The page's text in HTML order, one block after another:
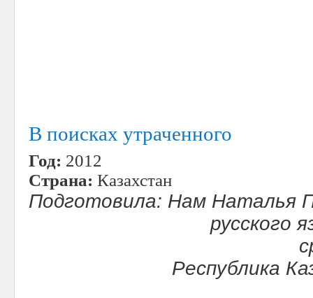
В поисках утраченного
Год: 2012
Страна: Казахстан
Подготовила: Нам Наталья
русского
Республика